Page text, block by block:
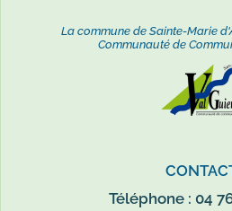
La commune de Sainte-Marie
Communauté de
Téléphone : 04